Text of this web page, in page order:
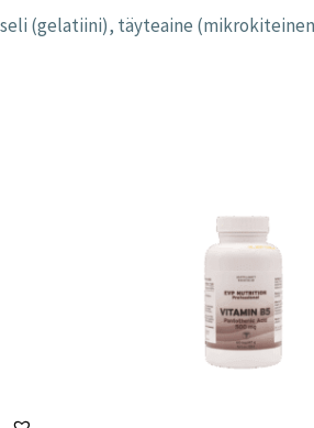
(gelatiini), täyteaine